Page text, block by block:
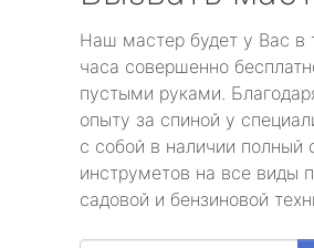
Наш мастер будет у Вас в
часа совершенно
пустыми руками.
опыту за спиной у
с собой в наличии полный
инструметов на все виды
садовой и бензиновой